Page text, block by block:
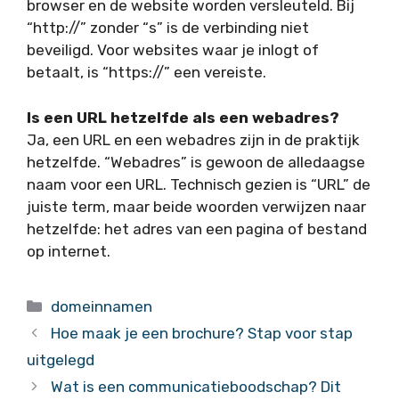
browser en de website worden versleuteld. Bij
“http://” zonder “s” is de verbinding niet
beveiligd. Voor websites waar je inlogt of
betaalt, is “https://” een vereiste.
Is een URL hetzelfde als een webadres?
Ja, een URL en een webadres zijn in de praktijk
hetzelfde. “Webadres” is gewoon de alledaagse
naam voor een URL. Technisch gezien is “URL” de
juiste term, maar beide woorden verwijzen naar
hetzelfde: het adres van een pagina of bestand
op internet.
Categorieën
domeinnamen
Hoe maak je een brochure? Stap voor stap
uitgelegd
Wat is een communicatieboodschap? Dit